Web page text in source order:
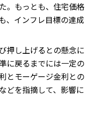
。もっとも、住宅価格
、インフレ目標の達成
押し上げるとの懸念に
に戻るまでには一定の
とモーゲージ金利との
どを指摘して、影響に